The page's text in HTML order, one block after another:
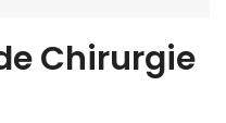
Chirurgie